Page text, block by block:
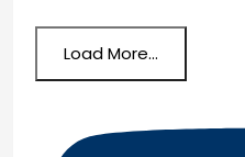
Load More...